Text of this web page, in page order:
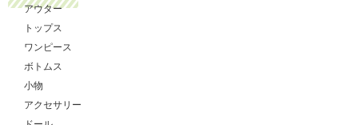
アウター
トップス
ワンピース
ボトムス
小物
アクセサリー